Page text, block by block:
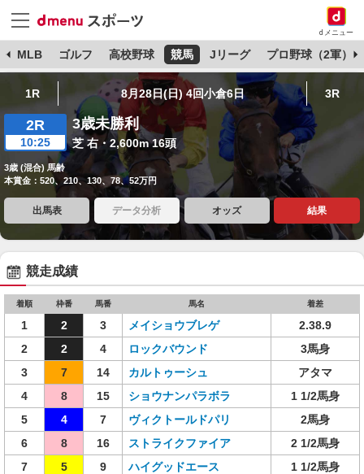
dメニュー
MLB ゴルフ 高校野球 競馬 Jリーグ プロ野球（2軍）
1R 8月28日(日) 4回小倉6日 3R
2R
10:25
3歳未勝利
芝 右・2,600m 16頭
3歳 (混合) 馬齢
本賞金：520、210、130、78、52万円
出馬表 データ分析 オッズ 結果
競走成績
着順 枠番 馬番 馬名 着差
1 2 3 メイショウブレゲ
2.38.9
2
2 4 ロックバウンド
3馬身
3
7 14 カルトゥーシュ
アタマ
4
8 15 ショウナンパラボラ
1 1/2馬身
5
4 7 ヴィクトールドパリ
2馬身
6
8 16 ストライクファイア
2 1/2馬身
7
5 9 ハイグッドエース
1 1/2馬身